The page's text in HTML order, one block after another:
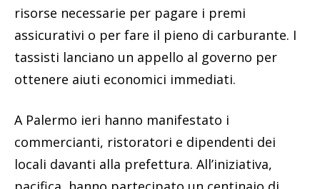
risorse necessarie per pagare i premi
assicurativi o per fare il pieno di carburante. I
tassisti lanciano un appello al governo per
ottenere aiuti economici immediati.
A Palermo ieri hanno manifestato i
commercianti, ristoratori e dipendenti dei
locali davanti alla prefettura. All’iniziativa,